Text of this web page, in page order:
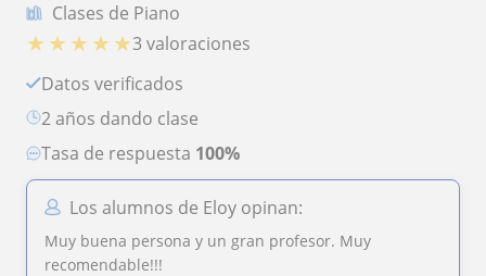
Clases de Piano
★ ★ ★ ★ ★3 valoraciones
Datos verificados
2 años dando clase
Tasa de respuesta 100%
Los alumnos de Eloy opinan:
Muy buena persona y un gran profesor. Muy
recomendable!!!